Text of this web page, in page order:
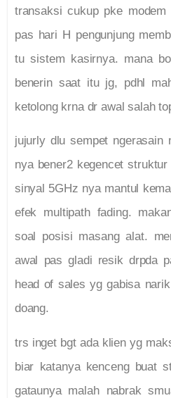
transaksi cukup pke
pas hari H pengunjung
tu sistem kasirnya. mana
benerin saat itu jg, pdhl
ketolong krna dr awal salah
jujurly dlu sempet ngerasain
nya bener2 kegencet
sinyal 5GHz nya mantul
efek multipath fading.
soal posisi masang alat.
awal pas gladi resik drpda
head of sales yg gabisa
doang.
trs inget bgt ada klien yg
biar katanya kenceng buat
gataunya malah nabrak